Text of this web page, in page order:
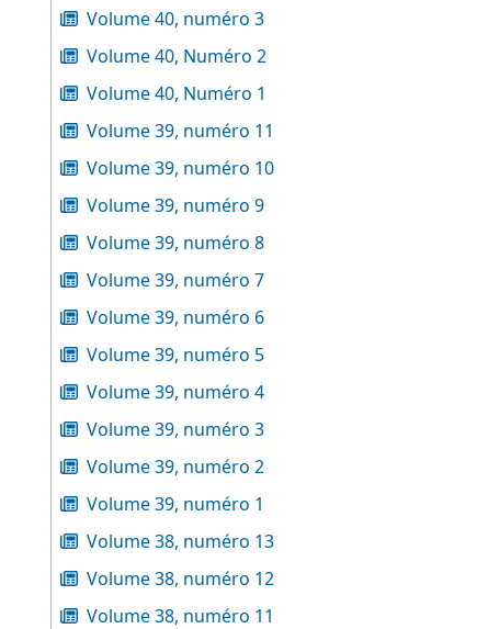
Volume 40, numéro 3
Volume 40, Numéro 2
Volume 40, Numéro 1
Volume 39, numéro 11
Volume 39, numéro 10
Volume 39, numéro 9
Volume 39, numéro 8
Volume 39, numéro 7
Volume 39, numéro 6
Volume 39, numéro 5
Volume 39, numéro 4
Volume 39, numéro 3
Volume 39, numéro 2
Volume 39, numéro 1
Volume 38, numéro 13
Volume 38, numéro 12
Volume 38, numéro 11